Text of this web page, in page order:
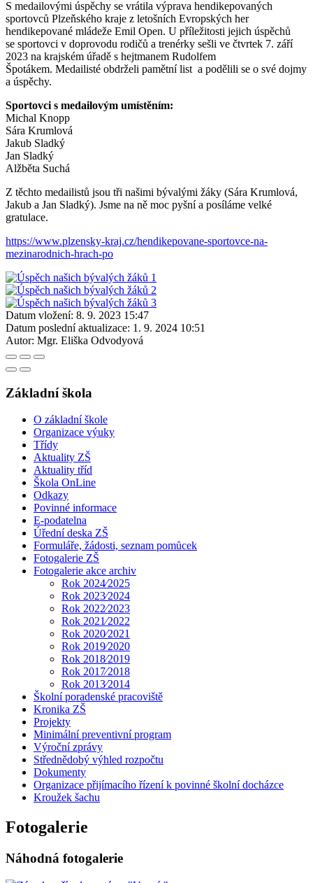
S medailovými úspěchy se vrátila výprava hendikepovaných
sportovců Plzeňského kraje z letošních Evropských her
hendikepované mládeže Emil Open. U příležitosti jejich úspěchů
se sportovci v doprovodu rodičů a trenérky sešli ve čtvrtek 7. září
2023 na krajském úřadě s hejtmanem Rudolfem
Špotákem. Medailisté obdrželi pamětní list a podělili se o své dojmy
a úspěchy.
Sportovci s medailovým umístěním:
Michal Knopp
Sára Krumlová
Jakub Sladký
Jan Sladký
Alžběta Suchá
Z těchto medailistů jsou tři našimi bývalými žáky (Sára Krumlová,
Jakub a Jan Sladký). Jsme na ně moc pyšní a posíláme velké
gratulace.
https://www.plzensky-kraj.cz/hendikepovane-sportovce-na-
mezinarodnich-hrach-po
Datum vložení: 8. 9. 2023 15:47
Datum poslední aktualizace: 1. 9. 2024 10:51
Autor: Mgr. Eliška Odvodyová
Základní škola
O základní škole
Organizace výuky
Třídy
Aktuality ZŠ
Aktuality tříd
Škola OnLine
Odkazy
Povinné informace
E-podatelna
Úřední deska ZŠ
Formuláře, žádosti, seznam pomůcek
Fotogalerie ZŠ
Fotogalerie akce archiv
Rok 2024⁄2025
Rok 2023⁄2024
Rok 2022⁄2023
Rok 2021⁄2022
Rok 2020⁄2021
Rok 2019⁄2020
Rok 2018⁄2019
Rok 2017⁄2018
Rok 2013⁄2014
Školní poradenské pracoviště
Kronika ZŠ
Projekty
Minimální preventivní program
Výroční zprávy
Střednědobý výhled rozpočtu
Dokumenty
Organizace přijímacího řízení k povinné školní docházce
Kroužek šachu
Fotogalerie
Náhodná fotogalerie